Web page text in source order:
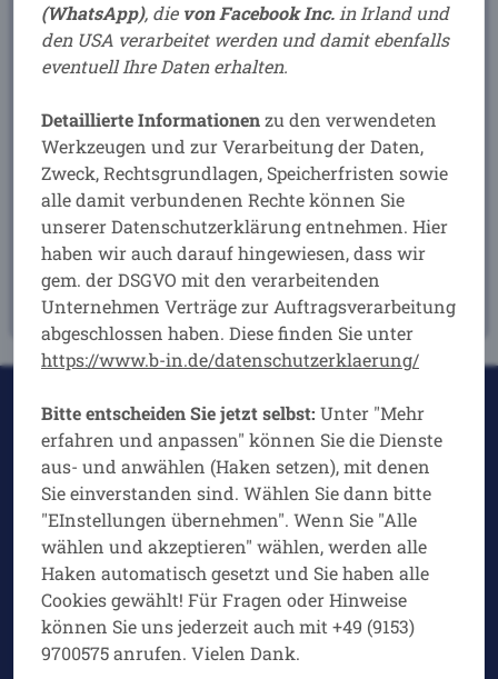
Kontaktanfrage
senden
Online-Terminservice:
Jetzt Termine einfach selbst buchen.
Hier Termine
vereinbaren
Sie sind hier:
B .i N BusinessCoaching+Consulting - Oberer
Krankenhausweg 11 - 91220 Schnaittach
Fon: +49 (9153) 9700 575 - Fax: +49 (9153) 9700 579 - E-
Mail: info<at>b-in.de
Rechtliches:AGB|Impressum|Datenschutz-
Erklärung|Datenschutzmenü-Einstellungen|
Haftungsausschluss
Weiteres:Anfahrt| facebook| LinkedIn|
YouTube| XING| WhatsApp
(WhatsApp), die von Facebook Inc. in Irland und
den USA verarbeitet werden und damit ebenfalls
eventuell Ihre Daten erhalten.
Detaillierte Informationenzu den verwendeten
Werkzeugen und zur Verarbeitung der Daten,
Zweck, Rechtsgrundlagen, Speicherfristen sowie
alle damit verbundenen Rechte können Sie
unserer Datenschutzerklärung entnehmen. Hier
haben wir auch darauf hingewiesen, dass wir
gem. der DSGVO mit den verarbeitenden
Unternehmen Verträge zur Auftragsverarbeitung
abgeschlossen haben. Diese finden Sie unter
https://www.b-in.de/datenschutzerklaerung/
Bitte entscheiden Sie jetzt selbst: Unter "Mehr
erfahren und anpassen" können Sie die Dienste
aus- und anwählen (Haken setzen), mit denen
Sie einverstanden sind. Wählen Sie dann bitte
"EInstellungen übernehmen". Wenn Sie "Alle
wählen und akzeptieren" wählen, werden alle
Haken automatisch gesetzt und Sie haben alle
Cookies gewählt! Für Fragen oder Hinweise
können Sie uns jederzeit auch mit +49 (9153)
9700575 anrufen. Vielen Dank.